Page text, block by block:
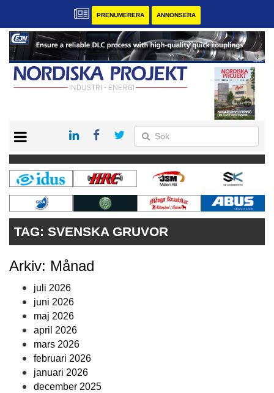
PRENUMERERA ANNONSERA
KONTAKT
VÅRA ANDRA MAGASIN
PRENUMERERA
ANNONSERA
TAG: SVENSKA GRUVOR
Arkiv: Månad
juli 2026
juni 2026
maj 2026
april 2026
mars 2026
februari 2026
januari 2026
december 2025